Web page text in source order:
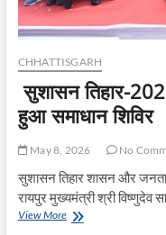
राहत
CHHATTISGARH
सुशासन तिहार-
हुआ समाधान शिविर
May 8, 2026 No
सुशासन तिहार शासन और जनता
रायपुर मुख्यमंत्री श्री
View Moreसुशासन